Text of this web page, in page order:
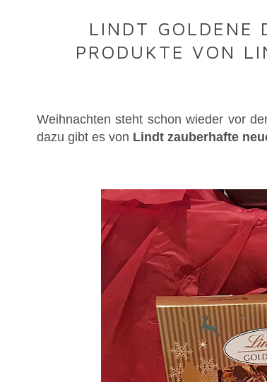
LINDT GOLDENE
PRODUKTE VON
Weihnachten steht schon wieder vor
dazu gibt es von Lindt zauberhafte